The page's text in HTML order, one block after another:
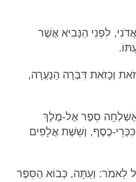
לִפְנֵי הַנָּבִיא אֲשֶׁר
וְכָזֹאת דִּבְּרָה הַנַּעֲרָה,
סֵפֶר אֶל-מֶלֶךְ
כִּכְּרֵי-כֶסֶף, וְשֵׁשֶׁת אֲלָפִים
לֵאמֹר: וְעַתָּה, כְּבוֹא הַסֵּפֶר